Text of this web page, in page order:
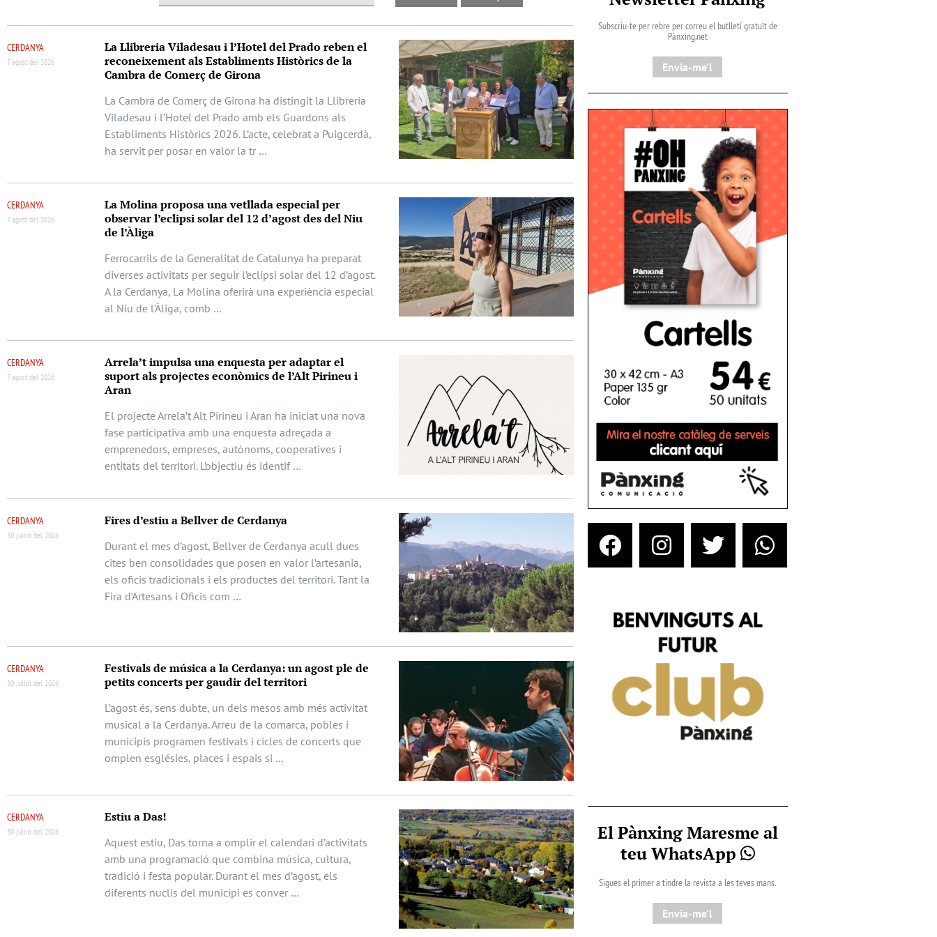
CERDANYA
7 agost del 2026
La Llibreria Viladesau i l’Hotel del Prado reben el
reconeixement als Establiments Històrics de la
Cambra de Comerç de Girona
La Cambra de Comerç de Girona ha distingit la Llibreria
Viladesau i l’Hotel del Prado amb els Guardons als
Establiments Històrics 2026. L’acte, celebrat a Puigcerdà,
ha servit per posar en valor la tr …
CERDANYA
7 agost del 2026
La Molina proposa una vetllada especial per
observar l’eclipsi solar del 12 d’agost des del Niu
de l’Àliga
Ferrocarrils de la Generalitat de Catalunya ha preparat
diverses activitats per seguir l’eclipsi solar del 12 d’agost.
A la Cerdanya, La Molina oferirà una experiència especial
al Niu de l’Àliga, comb …
CERDANYA
7 agost del 2026
Arrela’t impulsa una enquesta per adaptar el
suport als projectes econòmics de l’Alt Pirineu i
Aran
El projecte Arrela’t Alt Pirineu i Aran ha iniciat una nova
fase participativa amb una enquesta adreçada a
emprenedors, empreses, autònoms, cooperatives i
entitats del territori. L’objectiu és identif …
CERDANYA
30 juliol del 2026
Fires d’estiu a Bellver de Cerdanya
Durant el mes d’agost, Bellver de Cerdanya acull dues
cites ben consolidades que posen en valor l’artesania,
els oficis tradicionals i els productes del territori. Tant la
Fira d’Artesans i Oficis com …
CERDANYA
30 juliol del 2026
Festivals de música a la Cerdanya: un agost ple de
petits concerts per gaudir del territori
L’agost és, sens dubte, un dels mesos amb més activitat
musical a la Cerdanya. Arreu de la comarca, pobles i
municipis programen festivals i cicles de concerts que
omplen esglésies, places i espais si …
CERDANYA
30 juliol del 2026
Estiu a Das!
Aquest estiu, Das torna a omplir el calendari d’activitats
amb una programació que combina música, cultura,
tradició i festa popular. Durant el mes d’agost, els
diferents nuclis del municipi es conver …
Subscriu-te per rebre per correu el butlletí gratuït de
Pànxing.net​
Envia-me'l
El Pànxing Maresme al
teu WhatsApp
Sigues el primer a tindre la revista a les teves mans.
Envia-me'l